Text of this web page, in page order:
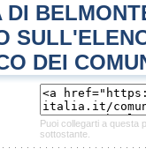
DI
DEI
Puoi collegarti a questa
sottostante.